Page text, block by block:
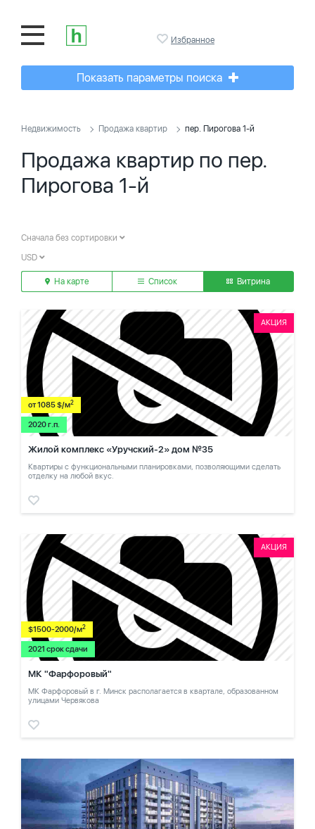
Избранное
Показать параметры поиска
Недвижимость Продажа квартир пер. Пирогова 1-й
Продажа квартир по пер.
Пирогова 1-й
Сначала без сортировки
USD
На карте Список Витрина
АКЦИЯ
от 1085 $/м2
2020 г.п.
Жилой комплекс «Уручский-2» дом №35
Квартиры с функциональными планировками, позволяющими сделать
отделку на любой вкус.
АКЦИЯ
$1500-2000/м2
2021 срок сдачи
МК "Фарфоровый"
МК Фарфоровый в г. Минск располагается в квартале, образованном
улицами Червякова